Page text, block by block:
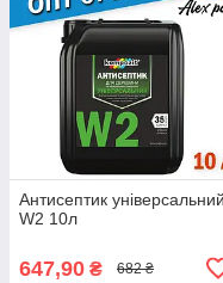
Антисептик універсальний
W2 10л
647,90 ₴ 682 ₴